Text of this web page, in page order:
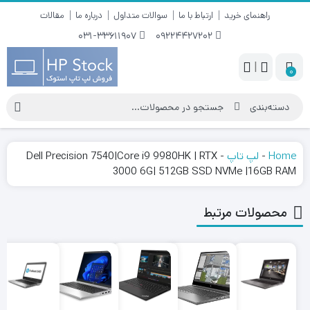
راهنمای خرید ارتباط با ما سوالات متداول درباره ما مقالات
0
|
Home
- لپ تاپ -
Dell Precision 7540|Core i9 9980HK | RTX
3000 6G| 512GB SSD NVMe |16GB RAM
محصولات مرتبط